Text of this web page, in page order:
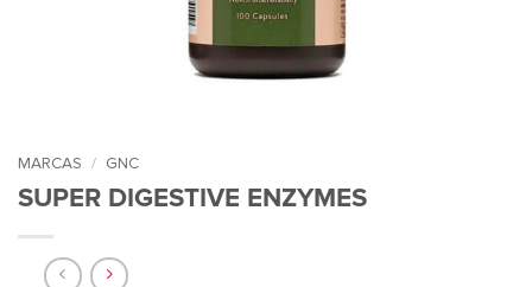
MARCAS / GNC
SUPER DIGESTIVE ENZYMES